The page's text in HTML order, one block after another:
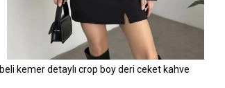
beli kemer detaylı crop boy deri ceket kahve